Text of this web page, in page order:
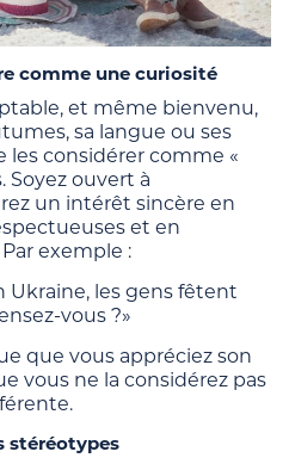
comme une curiosité
et même bienvenu,
sa langue ou ses
les considérer comme «
Soyez ouvert à
un intérêt sincère en
et en
exemple :
Ukraine, les gens fêtent
vous ?»
que vous appréciez son
vous ne la considérez pas
stéréotypes